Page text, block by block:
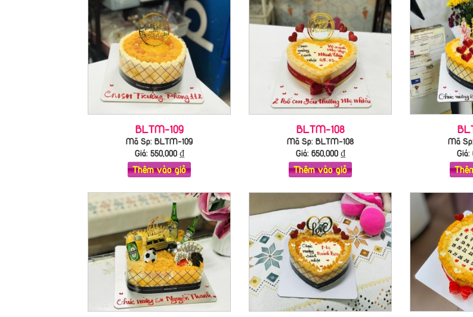
BLTM-109
Mã Sp: BLTM-109
Giá: 550,000₫
Thêm vào giỏ
BLTM-108
Mã Sp: BLTM-108
Giá: 650,000₫
Thêm vào giỏ
Mã
Giá: